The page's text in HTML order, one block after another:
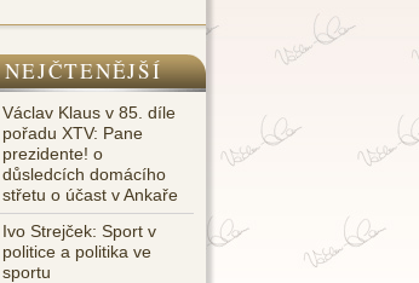
NEJČTENĚJŠÍ
Václav Klaus v 85. díle
pořadu XTV: Pane
prezidente! o
důsledcích domácího
střetu o účast v Ankaře
Ivo Strejček: Sport v
politice a politika ve
sportu